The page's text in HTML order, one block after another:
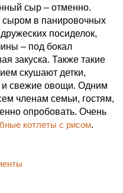
сыр – отменно.
сыром в панировочных
посиделок,
– под бокал
закуска. Также такие
скушают детки,
и свежие овощи. Одним
членам семьи, гостям,
опробовать. Очень
котлеты с рисом.